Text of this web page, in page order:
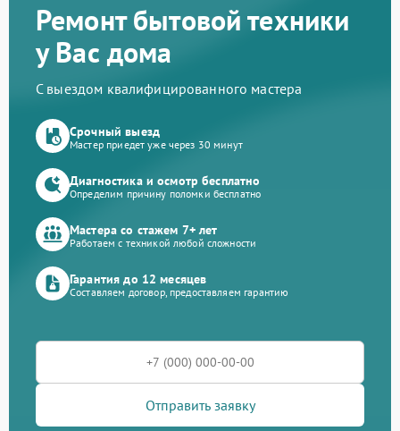
Ремонт бытовой техники
у Вас дома
С выездом квалифицированного мастера
Срочный выезд
Мастер приедет уже через 30 минут
Диагностика и осмотр бесплатно
Определим причину поломки бесплатно
Мастера со стажем 7+ лет
Работаем с техникой любой сложности
Гарантия до 12 месяцев
Составляем договор, предоставляем гарантию
Отправить заявку